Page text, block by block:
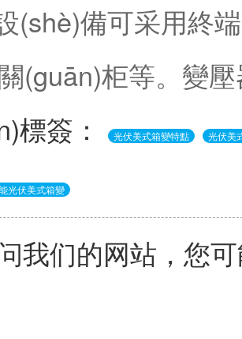
(shè)備可采用終
(guān)柜等。變
標簽：
光伏美式箱變特點 光伏美
光伏美式箱變
我们的网站，您